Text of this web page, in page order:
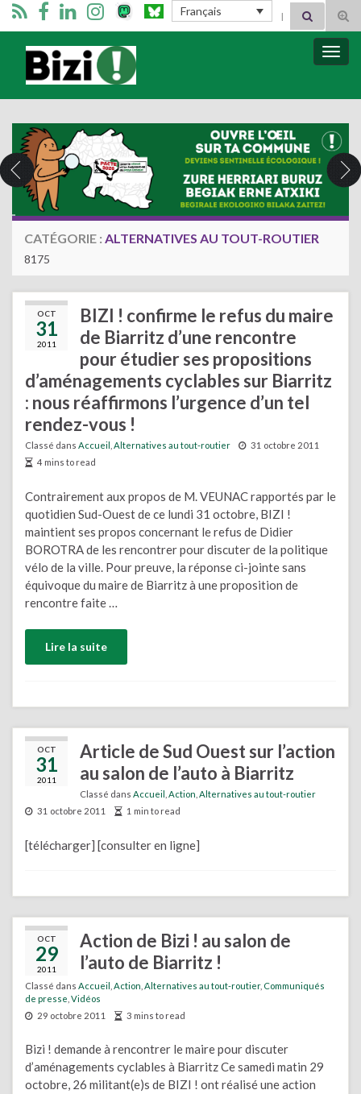
Français Search for:
Bizimugi
CATÉGORIE : ALTERNATIVES AU TOUT-ROUTIER
8175
OCT
31
2011
BIZI ! confirme le refus du maire
de Biarritz d’une rencontre
pour étudier ses propositions
d’aménagements cyclables sur Biarritz
: nous réaffirmons l’urgence d’un tel
rendez-vous !
Classé dans Accueil Alternatives au tout-routier
31 octobre 2011
4 mins to read
Contrairement aux propos de M. VEUNAC rapportés par le
quotidien Sud-Ouest de ce lundi 31 octobre, BIZI !
maintient ses propos concernant le refus de Didier
BOROTRA de les rencontrer pour discuter de la politique
vélo de la ville. Pour preuve, la réponse ci-jointe sans
équivoque du maire de Biarritz à une proposition de
rencontre faite …
Lire la suite
OCT
31
2011
Article de Sud Ouest sur l’action
au salon de l’auto à Biarritz
Classé dans Accueil Action Alternatives au tout-routier
31 octobre 2011
1 min to read
[télécharger] [consulter en ligne]
OCT
29
2011
Action de Bizi ! au salon de
l’auto de Biarritz !
Classé dans Accueil Action Alternatives au tout-routier, Communiqués
de presse Vidéos
29 octobre 2011
3 mins to read
Bizi ! demande à rencontrer le maire pour discuter
d’aménagements cyclables à Biarritz Ce samedi matin 29
octobre, 26 militant(e)s de BIZI ! ont réalisé une action